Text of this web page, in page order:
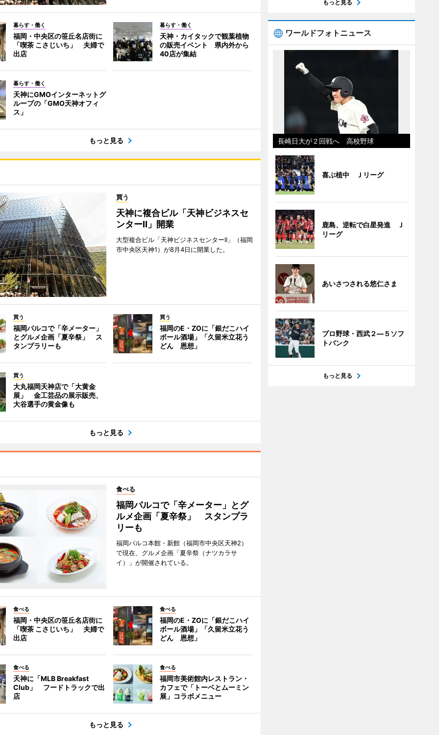
暮らす・働く
福岡・中央区の笹丘名店街に
「喫茶 こさじいち」 夫婦で
出店
暮らす・働く
天神・カイタックで観葉植物
の販売イベント 県内外から
40店が集結
暮らす・働く
天神にGMOインターネットグ
ループの「GMO天神オフィ
ス」
もっと見る
買う
天神に複合ビル「天神ビジネスセ
ンターII」開業
大型複合ビル「天神ビジネスセンターII」（福岡
市中央区天神1）が8月4日に開業した。
買う
福岡パルコで「辛メーター」
とグルメ企画「夏辛祭」 ス
タンプラリーも
買う
福岡のE・ZOに「銀だこハイ
ボール酒場」「久留米立花う
どん 恩想」
買う
大丸福岡天神店で「大黄金
展」 金工芸品の展示販売、
大谷選手の黄金像も
もっと見る
食べる
福岡パルコで「辛メーター」とグ
ルメ企画「夏辛祭」 スタンプラ
リーも
福岡パルコ本館・新館（福岡市中央区天神2）
で現在、グルメ企画「夏辛祭（ナツカラサ
イ）」が開催されている。
食べる
福岡・中央区の笹丘名店街に
「喫茶 こさじいち」 夫婦で
出店
食べる
福岡のE・ZOに「銀だこハイ
ボール酒場」「久留米立花う
どん 恩想」
食べる
天神に「MLB Breakfast
Club」 フードトラックで出
店
食べる
福岡市美術館内レストラン・
カフェで「トーベとムーミン
展」コラボメニュー
もっと見る
もっと見る
ワールドフォトニュース
長崎日大が２回戦へ 高校野球
喜ぶ植中 Ｊリーグ
鹿島、逆転で白星発進 Ｊ
リーグ
あいさつされる悠仁さま
プロ野球・西武２―５ソフ
トバンク
もっと見る